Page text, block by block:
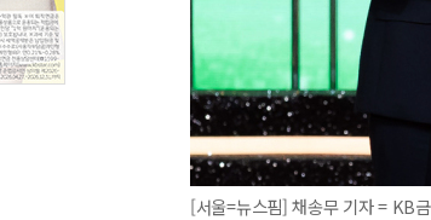
[서울=뉴스핌] 채송무 기자 = KB